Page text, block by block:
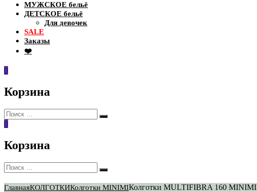
МУЖСКОЕ бельё
ДЕТСКОЕ бельё
Для девочек
SALE
Заказы
❤️
0
Корзина
Искать:
Поиск
0
Корзина
Искать:
Поиск
ГлавнаяКОЛГОТКИКолготки MINIMIКолготки MULTIFIBRA 160 MINIMI